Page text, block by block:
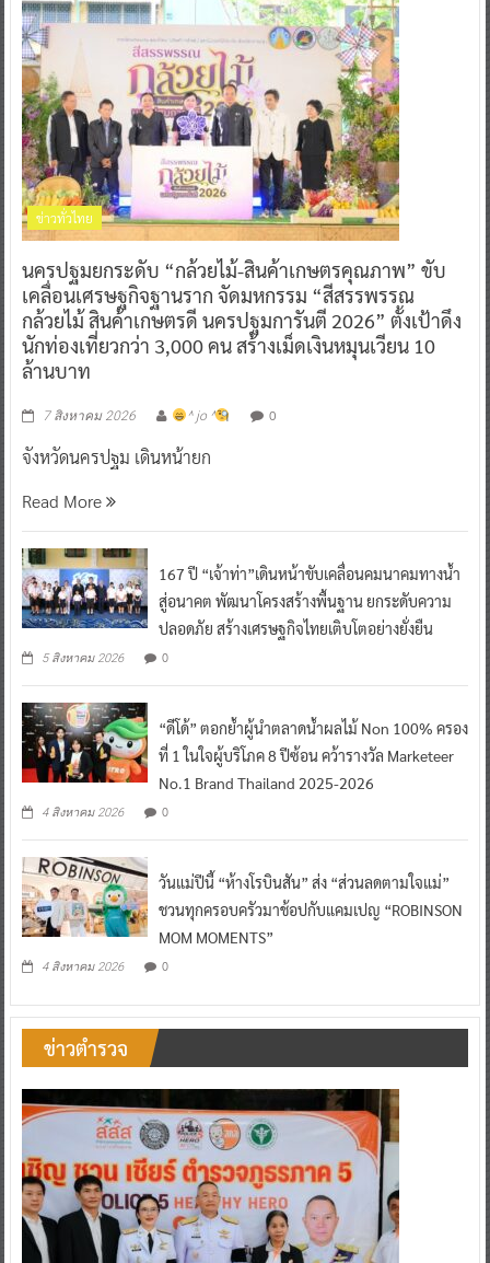
ข่าวทั่วไทย
นครปฐมยกระดับ “กล้วยไม้-สินค้าเกษตรคุณภาพ” ขับ
เคลื่อนเศรษฐกิจฐานราก จัดมหกรรม “สีสรรพรรณ
กล้วยไม้ สินค้าเกษตรดี นครปฐมการันตี 2026” ตั้งเป้าดึง
นักท่องเที่ยวกว่า 3,000 คน สร้างเม็ดเงินหมุนเวียน 10
ล้านบาท
7 สิงหาคม 2026 ^ jo ^ 0
จังหวัดนครปฐม เดินหน้ายก
Read More
167 ปี “เจ้าท่า”เดินหน้าขับเคลื่อนคมนาคมทางน้ำ
สู่อนาคต พัฒนาโครงสร้างพื้นฐาน ยกระดับความ
ปลอดภัย สร้างเศรษฐกิจไทยเติบโตอย่างยั่งยืน
5 สิงหาคม 2026 0
“ดีโด้” ตอกย้ำผู้นำตลาดน้ำผลไม้ Non 100% ครอง
ที่ 1 ในใจผู้บริโภค 8 ปีซ้อน คว้ารางวัล Marketeer
No.1 Brand Thailand 2025-2026
4 สิงหาคม 2026 0
วันแม่ปีนี้ “ห้างโรบินสัน” ส่ง “ส่วนลดตามใจแม่”
ชวนทุกครอบครัวมาช้อปกับแคมเปญ “ROBINSON
MOM MOMENTS”
4 สิงหาคม 2026 0
ข่าวตำรวจ